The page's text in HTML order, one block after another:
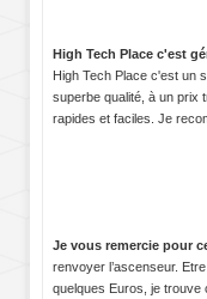
High Tech Place c'est
High Tech Place c'est un
superbe qualité, à un prix
rapides et faciles. Je
Je vous remercie pour
renvoyer l’ascenseur.
quelques Euros, je trouve